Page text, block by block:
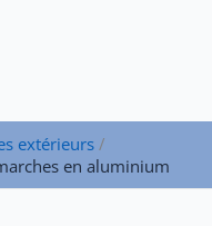
extérieurs
en aluminium